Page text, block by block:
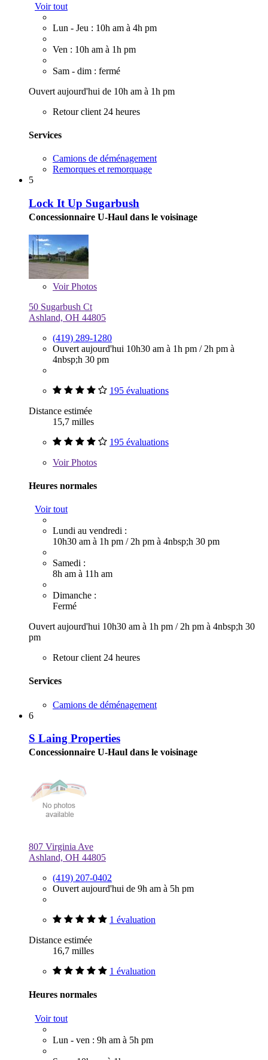
Voir tout
Lun - Jeu : 10h am à 4h pm
Ven : 10h am à 1h pm
Sam - dim : fermé
Ouvert aujourd'hui de 10h am à 1h pm
Retour client 24 heures
Services
Camions de déménagement
Remorques et remorquage
5
Lock It Up Sugarbush
Concessionnaire U-Haul dans le voisinage
VoirPhotos
50 Sugarbush Ct
Ashland, OH 44805
(419) 289-1280
Ouvert aujourd'hui 10h30 am à 1h pm / 2h pm à
4nbsp;h 30 pm
195 évaluations
Distance estimée
15,7 milles
195 évaluations
VoirPhotos
Heures normales
Voir tout
Lundi au vendredi :
10h30 am à 1h pm / 2h pm à 4nbsp;h 30 pm
Samedi :
8h am à 11h am
Dimanche :
Fermé
Ouvert aujourd'hui 10h30 am à 1h pm / 2h pm à 4nbsp;h 30
pm
Retour client 24 heures
Services
Camions de déménagement
6
S Laing Properties
Concessionnaire U-Haul dans le voisinage
807 Virginia Ave
Ashland, OH 44805
(419) 207-0402
Ouvert aujourd'hui de 9h am à 5h pm
1 évaluation
Distance estimée
16,7 milles
1 évaluation
Heures normales
Voir tout
Lun - ven : 9h am à 5h pm